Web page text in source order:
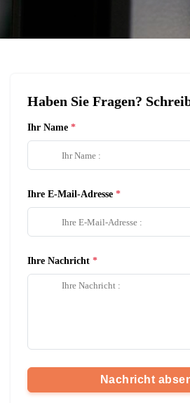
Haben Sie Fragen?
Ihr Name
Ihre E-Mail-Adresse
Ihre Nachricht
Nachricht